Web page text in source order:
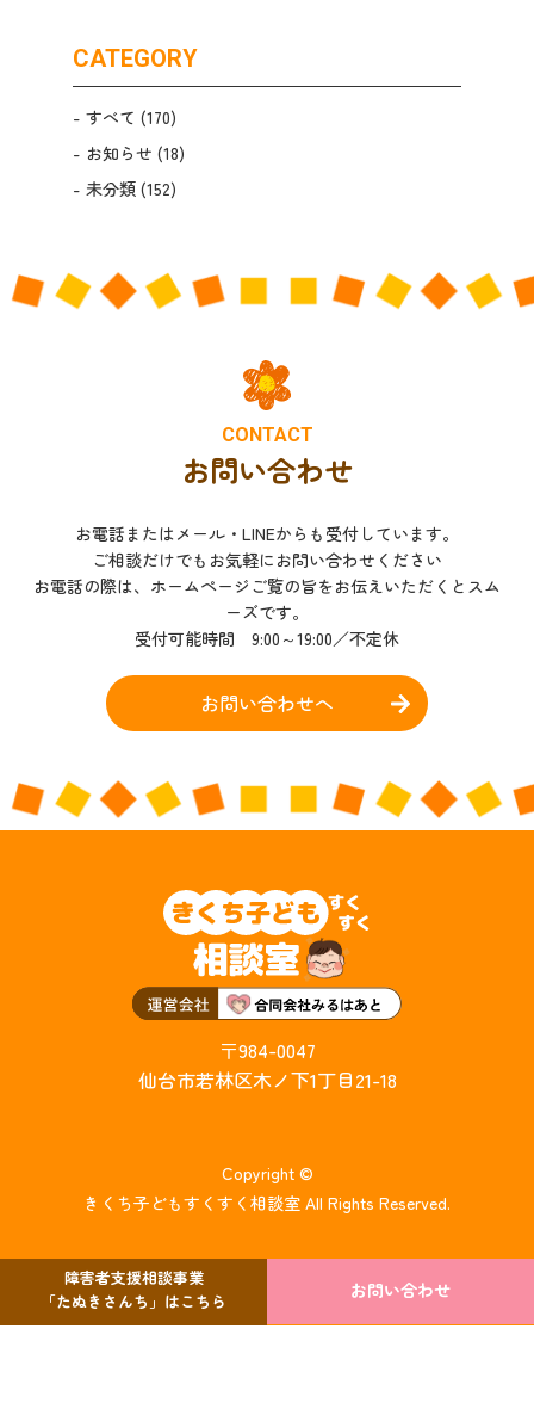
障害者支援相談事業
「たぬきさんち」はこちら
お問い合わせ
CATEGORY
すべて (170)
お知らせ (18)
未分類(152)
CONTACT
お問い合わせ
お電話またはメール・LINEからも受付しています。
ご相談だけでもお気軽にお問い合わせください
お電話の際は、ホームページご覧の旨をお伝えいただくとスム
ーズです。
受付可能時間 9:00～19:00／不定休
お問い合わせへ
〒984-0047
仙台市若林区木ノ下1丁目21-18
Copyright ©
きくち子どもすくすく相談室 All Rights Reserved.